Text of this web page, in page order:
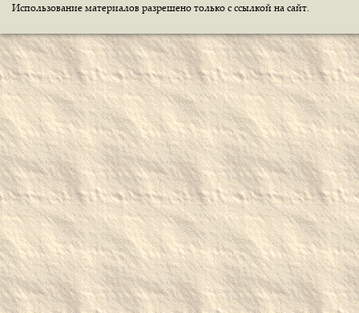
Использование материалов разрешено только с ссылкой на сайт.